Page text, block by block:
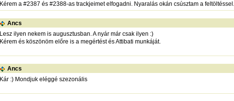
Kérem a #2387 és #2388-as trackjeimet elfogadni. Nyaralás okán csúsztam a
Ancs
Lesz ilyen nekem is augusztusban. A nyár már csak ilyen :)
Kérem és köszönöm előre is a megértést és Attibati munkáját.
Ancs
Kár :) Mondjuk eléggé szezonális